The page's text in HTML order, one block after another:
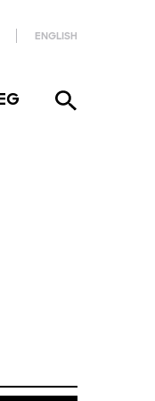
ENGLISH